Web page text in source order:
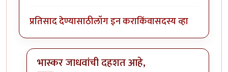
प्रतिसाद देण्यासाठीलॉग इन कराकिंवासदस्य व्हा
भास्कर जाधवांची दहशत आहे,